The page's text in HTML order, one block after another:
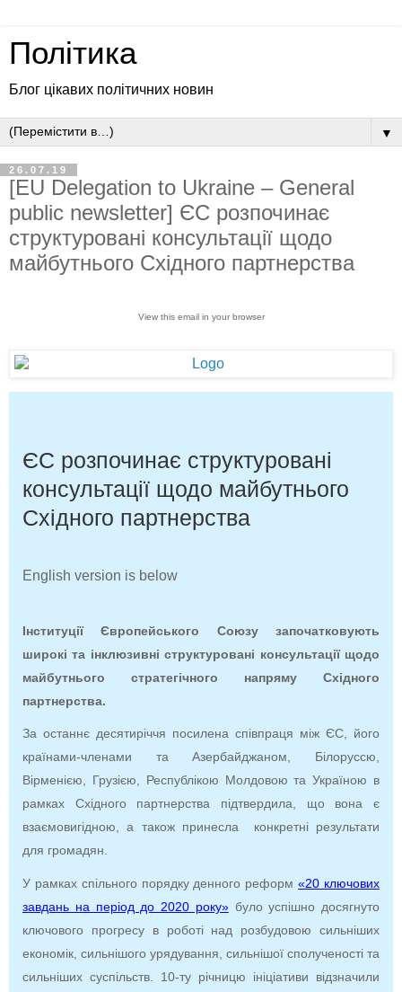
Політика
Блог цікавих політичних новин
▼
26.07.19
[EU Delegation to Ukraine – General
public newsletter] ЄС розпочинає
структуровані консультації щодо
майбутнього Східного партнерства
View this email in your browser
ЄС розпочинає структуровані
консультації щодо майбутнього
Східного партнерства
English version is below
Інституції Європейського Союзу започатковують
широкі та інклюзивні структуровані консультації щодо
майбутнього стратегічного напряму Східного
партнерства.
За останнє десятиріччя посилена співпраця між ЄС, його
країнами-членами та Азербайджаном, Білоруссю,
Вірменією, Грузією, Республікою Молдовою та Україною в
рамках Східного партнерства підтвердила, що вона є
взаємовигідною, а також принесла конкретні результати
для громадян.
У рамках спільного порядку денного реформ«20 ключових
завдань на період до 2020 року»було успішно досягнуто
ключового прогресу в роботі над розбудовою сильніших
економік, сильнішого урядування, сильнішої сполученості та
сильніших суспільств. 10-ту річницю ініціативи відзначили